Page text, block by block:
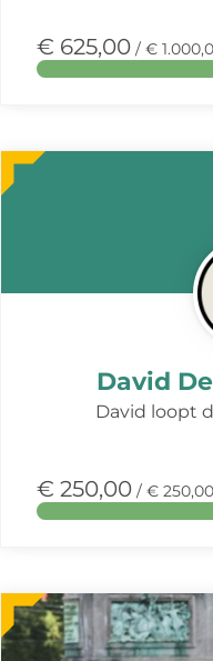
€ 625,00 / €
David
David loopt
€ 250,00 / € 250,00
Meer
over
deze
Meer
over
deze